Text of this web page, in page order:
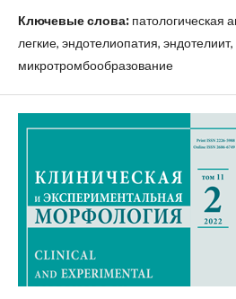
Ключевые слова: патологическая
легкие, эндотелиопатия, эндотелиит,
микротромбообразование